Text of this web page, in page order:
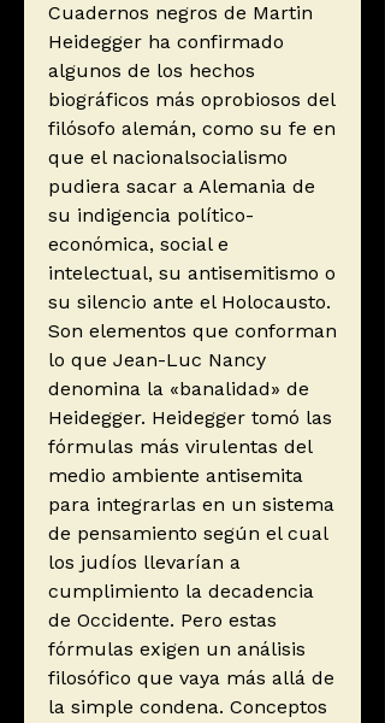
Cuadernos negros de Martin
Heidegger ha confirmado
algunos de los hechos
biográficos más oprobiosos del
filósofo alemán, como su fe en
que el nacionalsocialismo
pudiera sacar a Alemania de
su indigencia político-
económica, social e
intelectual, su antisemitismo o
su silencio ante el Holocausto.
Son elementos que conforman
lo que Jean-Luc Nancy
denomina la «banalidad» de
Heidegger. Heidegger tomó las
fórmulas más virulentas del
medio ambiente antisemita
para integrarlas en un sistema
de pensamiento según el cual
los judíos llevarían a
cumplimiento la decadencia
de Occidente. Pero estas
fórmulas exigen un análisis
filosófico que vaya más allá de
la simple condena. Conceptos